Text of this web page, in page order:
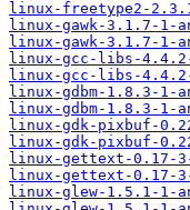
linux-freetype2-
linux-gawk-3.1.7-1-
linux-gawk-3.1.7-1-
linux-gcc-libs-
linux-gcc-libs-
linux-gdbm-1.8.3-1-
linux-gdbm-1.8.3-1-
linux-gdk-pixbuf-
linux-gdk-pixbuf-
linux-gettext-0.17-
linux-gettext-0.17-
linux-glew-1.5.1-1-